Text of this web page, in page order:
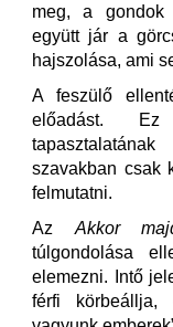
meg, a gondok
együtt jár a
hajszolása, ami
A feszülő
előadást. Ez
szavakban csak
felmutatni.
Az Akkor
túlgondolása
elemezni. Intő
férfi körbeállja,